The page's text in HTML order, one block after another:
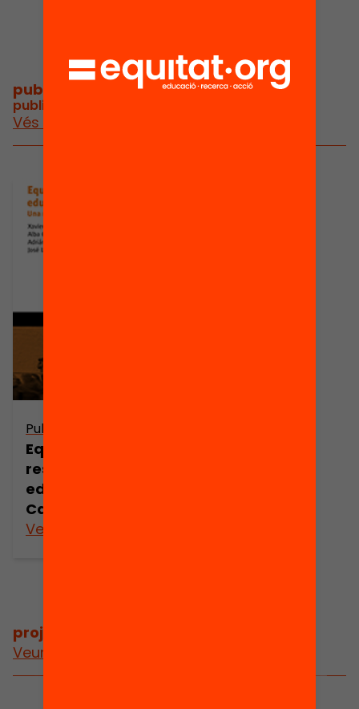
publicacions i vídeos/
publicacions i vídeos del projecte
Vés a publicacions i vídeos
Publicació
Equitat i
resultats
educatius a
Catalunya
Veure’n més
projectes
Veure més projectes